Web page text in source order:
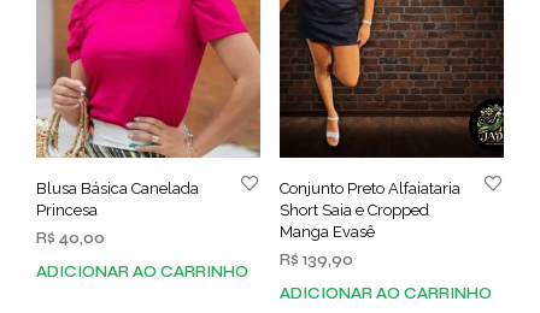
Blusa Básica Canelada
Princesa
R$ 40,00
ADICIONAR AO CARRINHO
Conjunto Preto Alfaiataria
Short Saia e Cropped
Manga Evasê
R$ 139,90
ADICIONAR AO CARRINHO